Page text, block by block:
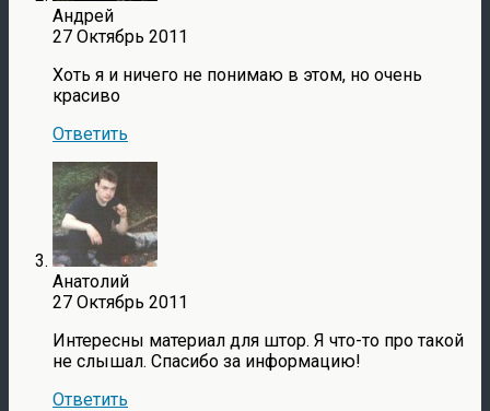
Андрей
27 Октябрь 2011
Хоть я и ничего не понимаю в этом, но очень
красиво
Ответить
Анатолий
27 Октябрь 2011
Интересны материал для штор. Я что-то про такой
не слышал. Спасибо за информацию!
Ответить